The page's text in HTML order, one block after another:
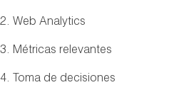
2. Web Analytics
3. Métricas relevantes
4. Toma de decisiones